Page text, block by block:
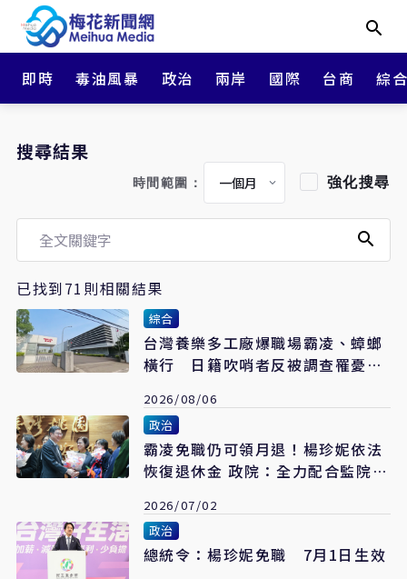
即時 毒油風暴 政治 兩岸 國際 台商 綜
搜尋結果
時間範圍： 強化搜尋
已找到71則相關結果
綜合
台灣養樂多工廠爆職場霸凌、蟑螂
橫行 日籍吹哨者反被調查罹憂鬱
2026/08/06
政治
霸凌免職仍可領月退！楊珍妮依法
恢復退休金 政院：全力配合監院調
2026/07/02
政治
總統令：楊珍妮免職 7月1日生效